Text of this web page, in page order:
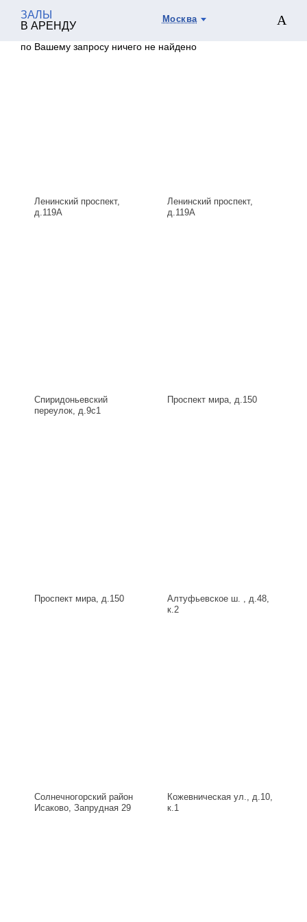
ЗАЛЫ
В АРЕНДУ
Москва
по Вашему запросу ничего не найдено
Ленинский проспект,
д.119А
Ленинский проспект,
д.119А
Спиридоньевский
переулок, д.9с1
Проспект мира, д.150
Проспект мира, д.150
Алтуфьевское ш. , д.48,
к.2
Солнечногорский район
Исаково, Запрудная 29
Кожевническая ул., д.10,
к.1